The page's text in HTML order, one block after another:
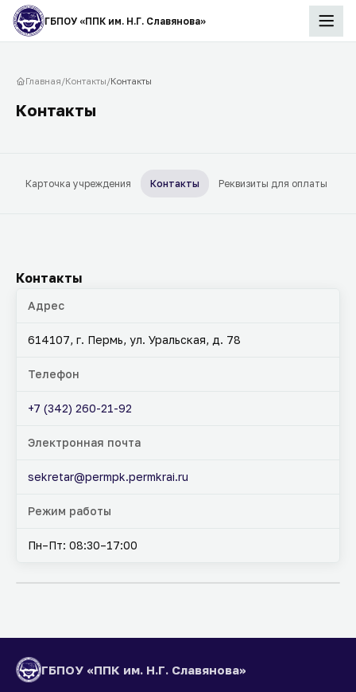
ГБПОУ «ППК им. Н.Г. Славянова»
Главная/Контакты/Контакты
Контакты
Карточка учреждения Контакты Реквизиты для оплаты
Контакты
Адрес
614107, г. Пермь, ул. Уральская, д. 78
Телефон
+7 (342) 260-21-92
Электронная почта
sekretar@permpk.permkrai.ru
Режим работы
Пн–Пт: 08:30–17:00
ГБПОУ «ППК им. Н.Г. Славянова»